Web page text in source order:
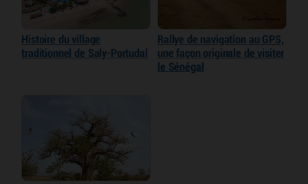
Histoire du village
traditionnel de Saly-Portudal
Rallye de navigation au GPS,
une façon originale de visiter
le Sénégal